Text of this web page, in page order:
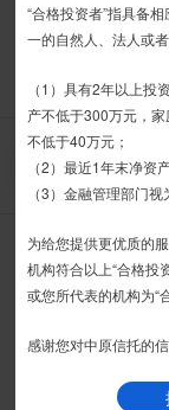
信托产品
精英理财俱乐部 家
运营期
信托计划名称
合格投资者认证、风
亲自操作完成，不得
我司信托产品账户
信托合同约定转入我
时，请注意不要向任
如有疑问，请联系
“合格投资者”指具备
一的自然人、法人或
（1）具有2年以上投
产不低于300万元，
不低于40万元；
（2）最近1年末净资
（3）金融管理部门
为给您提供更优质的
机构符合以上“合格投
或您所代表的机构为“
感谢您对中原信托的